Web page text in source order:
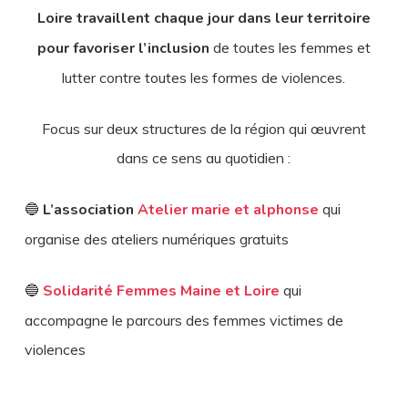
Loire travaillent chaque jour dans leur territoire
pour favoriser l’inclusion de toutes les femmes et
lutter contre toutes les formes de violences.
Focus sur deux structures de la région qui œuvrent
dans ce sens au quotidien :
🔵 L’association Atelier marie et alphonse qui
organise des ateliers numériques gratuits
🔵 Solidarité Femmes Maine et Loire qui
accompagne le parcours des femmes victimes de
violences